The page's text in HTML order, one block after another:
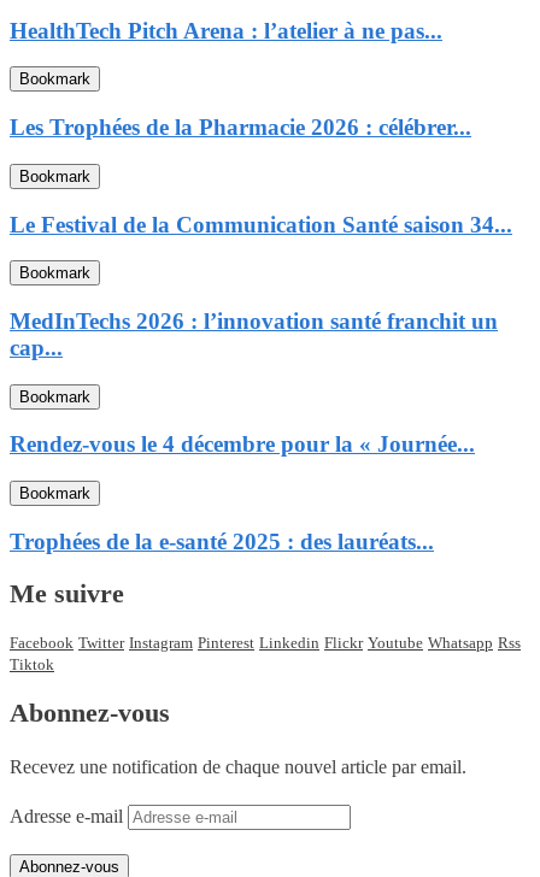
HealthTech Pitch Arena : l’atelier à ne pas...
Bookmark
Les Trophées de la Pharmacie 2026 : célébrer...
Bookmark
Le Festival de la Communication Santé saison 34...
Bookmark
MedInTechs 2026 : l’innovation santé franchit un
cap...
Bookmark
Rendez-vous le 4 décembre pour la « Journée...
Bookmark
Trophées de la e-santé 2025 : des lauréats...
Me suivre
Facebook Twitter Instagram Pinterest Linkedin Flickr Youtube Whatsapp Rss
Tiktok
Abonnez-vous
Recevez une notification de chaque nouvel article par email.
Adresse e-mail
Abonnez-vous